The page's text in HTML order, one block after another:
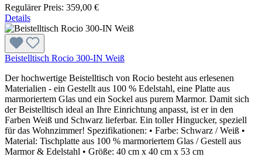
Regulärer Preis: 359,00 €
Details
Beistelltisch Rocio 300-IN Weiß
Der hochwertige Beistelltisch von Rocio besteht aus erlesenen
Materialien - ein Gestellt aus 100 % Edelstahl, eine Platte aus
marmoriertem Glas und ein Sockel aus purem Marmor. Damit sich
der Beistelltisch ideal an Ihre Einrichtung anpasst, ist er in den
Farben Weiß und Schwarz lieferbar. Ein toller Hingucker, speziell
für das Wohnzimmer! Spezifikationen: • Farbe: Schwarz / Weiß •
Material: Tischplatte aus 100 % marmoriertem Glas / Gestell aus
Marmor & Edelstahl • Größe: 40 cm x 40 cm x 53 cm